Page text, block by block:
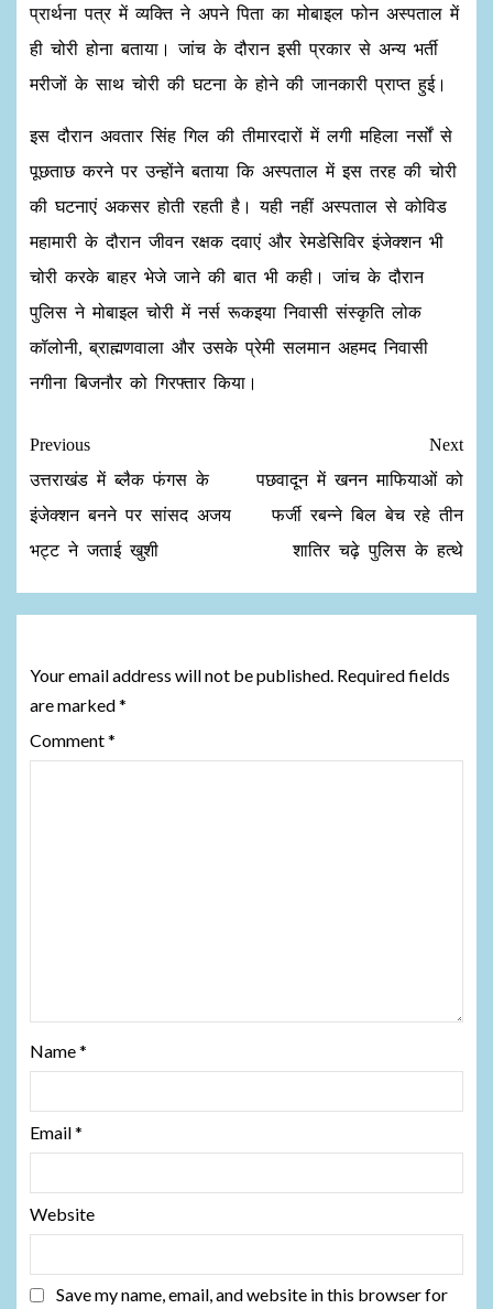
प्रार्थना पत्र में व्यक्ति ने अपने पिता का मोबाइल फोन अस्पताल में
ही चोरी होना बताया। जांच के दौरान इसी प्रकार से अन्य भर्ती
मरीजों के साथ चोरी की घटना के होने की जानकारी प्राप्त हुई।
इस दौरान अवतार सिंह गिल की तीमारदारों में लगी महिला नर्सों से
पूछताछ करने पर उन्होंने बताया कि अस्पताल में इस तरह की चोरी
की घटनाएं अकसर होती रहती है। यही नहीं अस्पताल से कोविड
महामारी के दौरान जीवन रक्षक दवाएं और रेमडेसिविर इंजेक्शन भी
चोरी करके बाहर भेजे जाने की बात भी कही। जांच के दौरान
पुलिस ने मोबाइल चोरी में नर्स रूकइया निवासी संस्कृति लोक
कॉलोनी, ब्राह्मणवाला और उसके प्रेमी सलमान अहमद निवासी
नगीना बिजनौर को गिरफ्तार किया।
Previous
उत्तराखंड में ब्लैक फंगस के
इंजेक्शन बनने पर सांसद अजय
भट्ट ने जताई खुशी
Next
पछवादून में खनन माफियाओं को
फर्जी रबन्ने बिल बेच रहे तीन
शातिर चढ़े पुलिस के हत्थे
Your email address will not be published. Required fields
are marked*
Comment*
Name*
Email*
Website
Save my name, email, and website in this browser for